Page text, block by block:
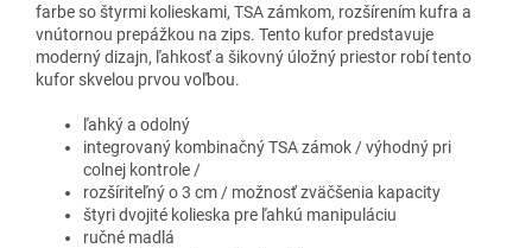
farbe so štyrmi kolieskami, TSA zámkom, rozšírením kufra a
vnútornou prepážkou na zips. Tento kufor predstavuje
moderný dizajn, ľahkosť a šikovný úložný priestor robí tento
kufor skvelou prvou voľbou.
ľahký a odolný
integrovaný kombinačný TSA zámok / výhodný pri
colnej kontrole /
rozšíriteľný o 3 cm / možnosť zväčšenia kapacity
štyri dvojité kolieska pre ľahkú manipuláciu
ručné madlá